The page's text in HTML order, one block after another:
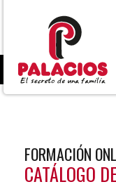
CATÁLOGO
FORMACIÓN